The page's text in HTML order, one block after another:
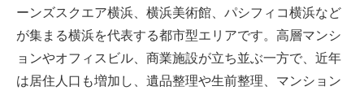
ーンズスクエア横浜、横浜美術館、パシフィコ横浜など
が集まる横浜を代表する都市型エリアです。高層マンシ
ョンやオフィスビル、商業施設が立ち並ぶ一方で、近年
は居住人口も増加し、遺品整理や生前整理、マンション